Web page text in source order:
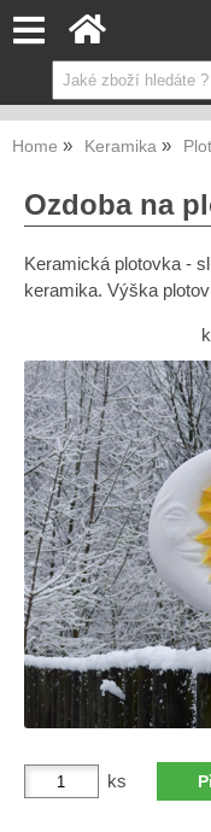
Home Keramika
Ozdoba na
Keramická plotovka -
keramika. Výška
ks